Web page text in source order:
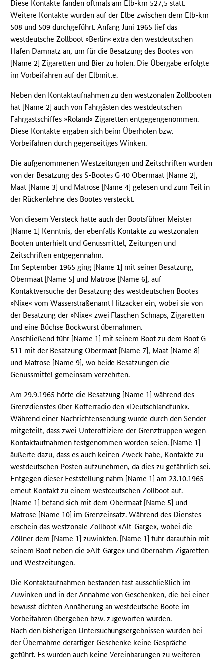
Diese Kontakte fanden oftmals am Elb-km 527,5 statt.
Weitere Kontakte wurden auf der Elbe zwischen dem Elb-km
508 und 509 durchgeführt. Anfang Juni 1965 lief das
westdeutsche Zollboot »Berlin« extra den westdeutschen
Hafen Damnatz an, um für die Besatzung des Bootes von
[Name 2] Zigaretten und Bier zu holen. Die Übergabe erfolgte
im Vorbeifahren auf der Elbmitte.
Neben den Kontaktaufnahmen zu den westzonalen Zollbooten
hat [Name 2] auch von Fahrgästen des westdeutschen
Fahrgastschiffes »Roland« Zigaretten entgegengenommen.
Diese Kontakte ergaben sich beim Überholen bzw.
Vorbeifahren durch gegenseitiges Winken.
Die aufgenommenen Westzeitungen und Zeitschriften wurden
von der Besatzung des S-Bootes G 40 Obermaat [Name 2],
Maat [Name 3] und Matrose [Name 4] gelesen und zum Teil in
der Rückenlehne des Bootes versteckt.
Von diesem Versteck hatte auch der Bootsführer Meister
[Name 1] Kenntnis, der ebenfalls Kontakte zu westzonalen
Booten unterhielt und Genussmittel, Zeitungen und
Zeitschriften entgegennahm.
Im September 1965 ging [Name 1] mit seiner Besatzung,
Obermaat [Name 5] und Matrose [Name 6], auf
Kontaktversuche der Besatzung des westdeutschen Bootes
»Nixe« vom Wasserstraßenamt Hitzacker ein, wobei sie von
der Besatzung der »Nixe« zwei Flaschen Schnaps, Zigaretten
und eine Büchse Bockwurst übernahmen.
Anschließend führ [Name 1] mit seinem Boot zu dem Boot G
511 mit der Besatzung Obermaat [Name 7], Maat [Name 8]
und Matrose [Name 9], wo beide Besatzungen die
Genussmittel gemeinsam verzehrten.
Am 29.9.1965 hörte die Besatzung [Name 1] während des
Grenzdienstes über Kofferradio den »Deutschlandfunk«.
Während einer Nachrichtensendung wurde durch den Sender
mitgeteilt, dass zwei Unteroffiziere der Grenztruppen wegen
Kontaktaufnahmen festgenommen worden seien. [Name 1]
äußerte dazu, dass es auch keinen Zweck habe, Kontakte zu
westdeutschen Posten aufzunehmen, da dies zu gefährlich sei.
Entgegen dieser Feststellung nahm [Name 1] am 23.10.1965
erneut Kontakt zu einem westdeutschen Zollboot auf.
[Name 1] befand sich mit dem Obermaat [Name 5] und
Matrose [Name 10] im Grenzeinsatz. Während des Dienstes
erschein das westzonale Zollboot »Alt-Garge«, wobei die
Zöllner dem [Name 1] zuwinkten. [Name 1] fuhr daraufhin mit
seinem Boot neben die »Alt-Garge« und übernahm Zigaretten
und Westzeitungen.
Die Kontaktaufnahmen bestanden fast ausschließlich im
Zuwinken und in der Annahme von Geschenken, die bei einer
bewusst dichten Annäherung an westdeutsche Boote im
Vorbeifahren übergeben bzw. zugeworfen wurden.
Nach den bisherigen Untersuchungsergebnissen wurden bei
der Übernahme derartiger Geschenke keine Gespräche
geführt. Es wurden auch keine Vereinbarungen zu weiteren